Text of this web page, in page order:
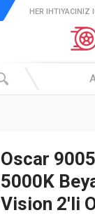
HER IHTIYACINIZ
Oscar
5000K
Vision 2'li